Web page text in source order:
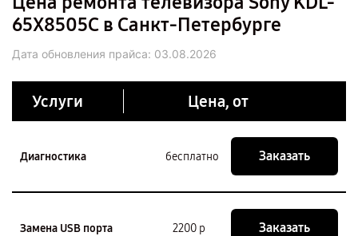
65X8505C в Санкт-Петербурге
Дата обновления прайса: 03.08.2026
Услуги Цена, от
Диагностика бесплатно Заказать
Замена USB порта 2200 р Заказать